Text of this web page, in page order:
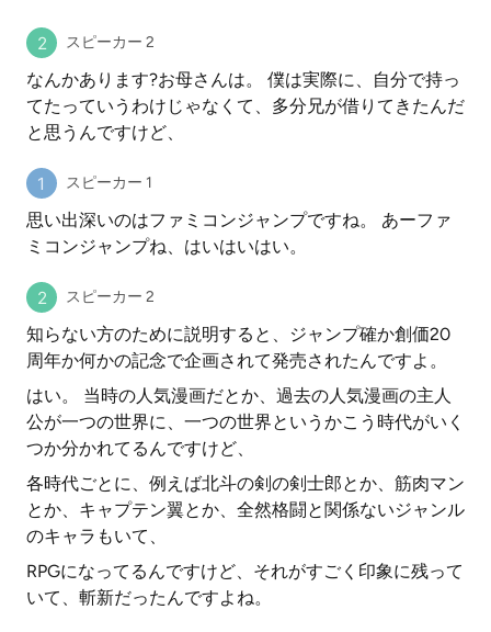
スピーカー 2
なんかあります?お母さんは。 僕は実際に、自分で持っ
てたっていうわけじゃなくて、多分兄が借りてきたんだ
と思うんですけど、
スピーカー 1
思い出深いのはファミコンジャンプですね。 あーファ
ミコンジャンプね、はいはいはい。
スピーカー 2
知らない方のために説明すると、ジャンプ確か創価20
周年か何かの記念で企画されて発売されたんですよ。
はい。 当時の人気漫画だとか、過去の人気漫画の主人
公が一つの世界に、一つの世界というかこう時代がいく
つか分かれてるんですけど、
各時代ごとに、例えば北斗の剣の剣士郎とか、筋肉マン
とか、キャプテン翼とか、全然格闘と関係ないジャンル
のキャラもいて、
RPGになってるんですけど、それがすごく印象に残って
いて、斬新だったんですよね。